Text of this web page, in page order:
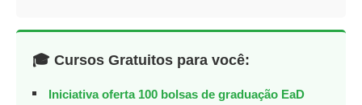
🎓 Cursos Gratuitos para você:
Iniciativa oferta 100 bolsas de graduação EaD